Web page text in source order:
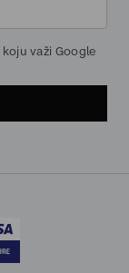
važi Google